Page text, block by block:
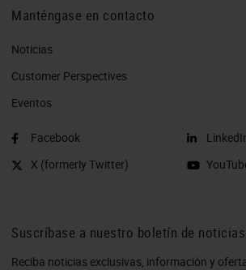
Manténgase en contacto
Noticias
Customer Perspectives​
Eventos
Facebook
X (formerly Twitter)
Suscríbase a nuestro boletín de noticias
Reciba noticias exclusivas, información y